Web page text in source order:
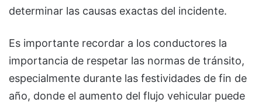
determinar las causas exactas del incidente.
Es importante recordar a los conductores la
importancia de respetar las normas de tránsito,
especialmente durante las festividades de fin de
año, donde el aumento del flujo vehicular puede